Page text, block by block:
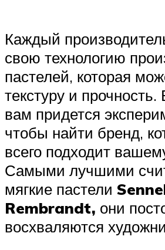
Каждый
свою технологию
пастелей, которая
текстуру и
вам придется
чтобы найти бренд,
всего подходит
Самыми лучшими
мягкие пастели
Rembrandt, они
восхваляются